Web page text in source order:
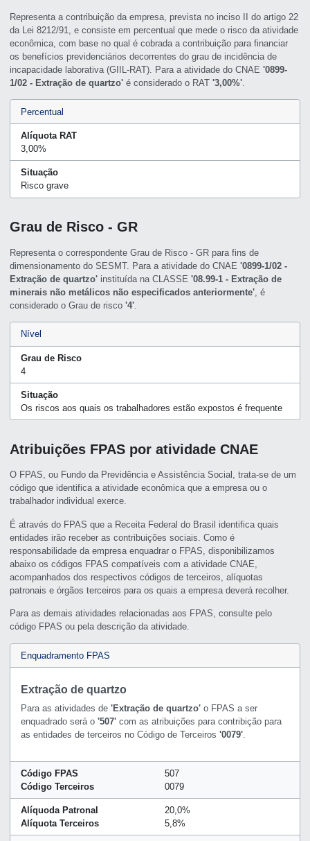
Representa a contribuição da empresa, prevista no inciso II do artigo 22
da Lei 8212/91, e consiste em percentual que mede o risco da atividade
econômica, com base no qual é cobrada a contribuição para financiar
os benefícios previdenciários decorrentes do grau de incidência de
incapacidade laborativa (GIIL-RAT). Para a atividade do CNAE'0899-
1/02 - Extração de quartzo' é considerado o RAT'3,00%'.
Percentual
Alíquota RAT
3,00%
Situação
Risco grave
Grau de Risco - GR
Representa o correspondente Grau de Risco - GR para fins de
dimensionamento do SESMT. Para a atividade do CNAE'0899-1/02 -
Extração de quartzo' instituída na CLASSE'08.99-1 - Extração de
minerais não metálicos não especificados anteriormente' , é
considerado o Grau de risco'4'
Nível
Grau de Risco
4
Situação
Os riscos aos quais os trabalhadores estão expostos é frequente
Atribuições FPAS por atividade CNAE
O FPAS, ou Fundo da Previdência e Assistência Social, trata-se de um
código que identifica a atividade econômica que a empresa ou o
trabalhador individual exerce.
É através do FPAS que a Receita Federal do Brasil identifica quais
entidades irão receber as contribuições sociais. Como é
responsabilidade da empresa enquadrar o FPAS, disponibilizamos
abaixo os códigos FPAS compatíveis com a atividade CNAE,
acompanhados dos respectivos códigos de terceiros, alíquotas
patronais e órgãos terceiros para os quais a empresa deverá recolher.
Para as demais atividades relacionadas aos FPAS, consulte pelo
código FPAS ou pela descrição da atividade.
Enquadramento FPAS
Extração de quartzo
Para as atividades de 'Extração de quartzo'o FPAS a ser
enquadrado será o '507'com as atribuições para contribição para
as entidades de terceiros no Código de Terceiros '0079'.
Código FPAS
507
Código Terceiros
0079
Alíquoda Patronal
20,0%
Alíquota Terceiros
5,8%